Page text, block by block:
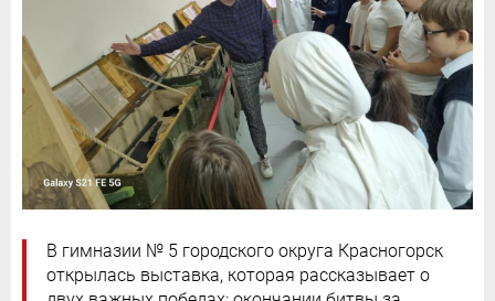
В гимназии № 5 городского округа Красногорск
открылась выставка, которая рассказывает о